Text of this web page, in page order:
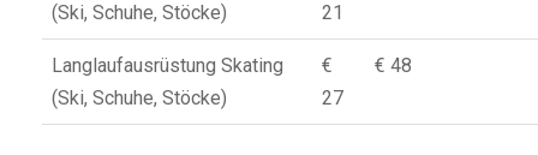
(Ski, Schuhe, Stöcke)
21
Langlaufausrüstung Skating
(Ski, Schuhe, Stöcke)
€
27
€ 48